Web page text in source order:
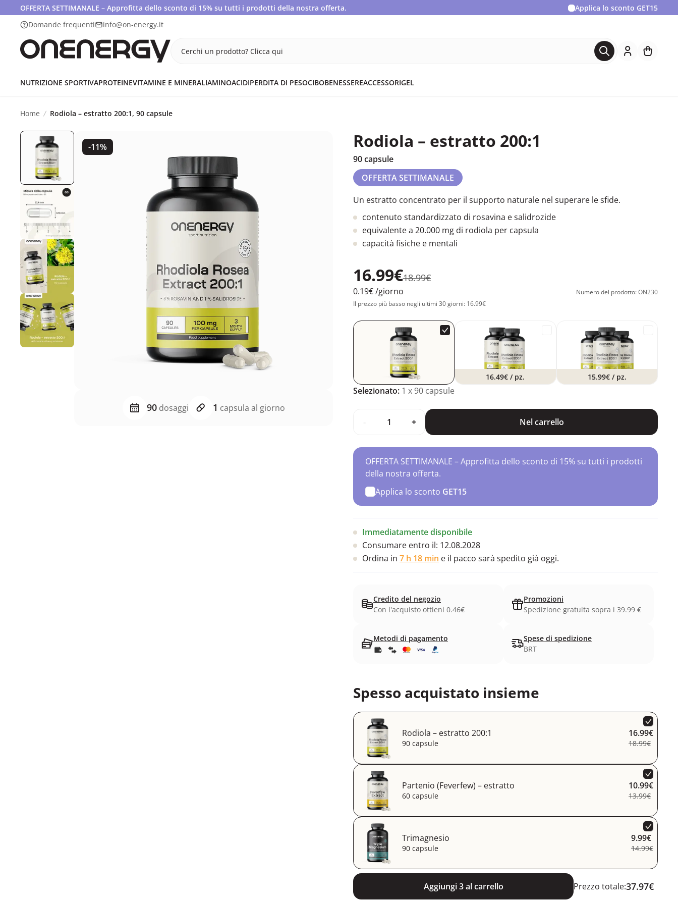
OFFERTA SETTIMANALE – Approfitta dello sconto di 15% su tutti i prodotti della nostra offerta. Applica lo sconto GET15
Domande frequenti
info@on-energy.it
Cerchi un prodotto? Clicca qui
NUTRIZIONE SPORTIVAPROTEINEVITAMINE E MINERALIAMINOACIDIPERDITA DI PESOCIBOBENESSEREACCESSORIGEL
Home Rodiola – estratto 200:1, 90 capsule
-11%
90dosaggi 1 capsula al giorno
Rodiola – estratto 200:1
90 capsule
OFFERTA SETTIMANALE
Un estratto concentrato per il supporto naturale nel superare le sfide.
contenuto standardizzato di rosavina e salidrozide
equivalente a 20.000 mg di rodiola per capsula
capacità fisiche e mentali
16.99€18.99€
0.19€/giorno
Numero del prodotto: ON230
Il prezzo più basso negli ultimi 30 giorni: 16.99€
16.49€/ pz. 15.99€ / pz.
Selezionato: 1 x 90 capsule
+ Nel carrello
OFFERTA SETTIMANALE – Approfitta dello sconto di 15% su tutti i prodotti
della nostra offerta.
Applica lo sconto GET15
Immediatamente disponibile
Consumare entro il: 12.08.2028
Ordina in 7 h 18 min e il pacco sarà spedito già oggi.
Credito del negozio
Con l'acquisto ottieni 0.46€
Promozioni
Spedizione gratuita sopra i 39.99 €
Metodi di pagamento
Spese di spedizione
BRT
Spesso acquistato insieme
Rodiola – estratto 200:1
90 capsule
16.99€
18.99€
Partenio (Feverfew) – estratto
60 capsule
10.99€
13.99€
Trimagnesio
90 capsule
9.99€
14.99€
Aggiungi 3 al carrello Prezzo totale:37.97€